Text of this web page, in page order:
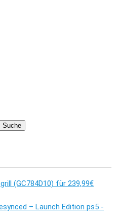
Suche
(GC784D10) für 239,99€
– Launch Edition ps5 -